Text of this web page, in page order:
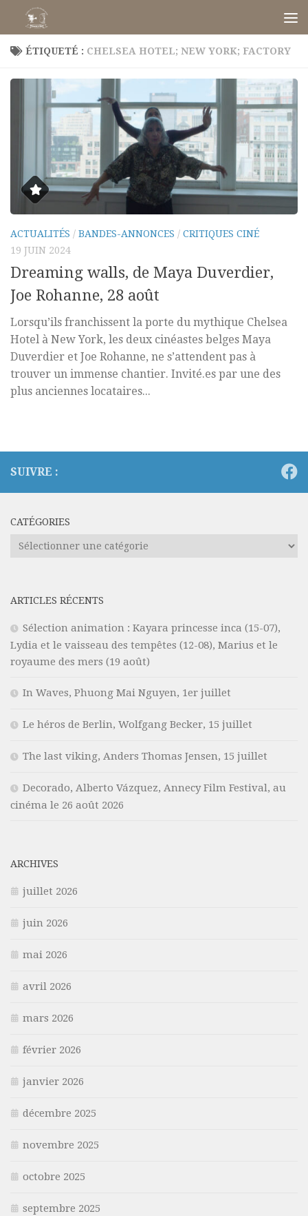
Skip to content
ÉTIQUETÉ : CHELSEA HOTEL; NEW YORK; FACTORY
ACTUALITÉS / BANDES-ANNONCES / CRITIQUES CINÉ
19 JUIN 2024
Dreaming walls, de Maya Duverdier,
Joe Rohanne, 28 août
Lorsqu’ils franchissent la porte du mythique Chelsea
Hotel à New York, les deux cinéastes belges Maya
Duverdier et Joe Rohanne, ne s’attendent pas à
trouver un immense chantier. Invité.es par une des
plus anciennes locataires...
SUIVRE :
CATÉGORIES
Catégories
ARTICLES RÉCENTS
Sélection animation : Kayara princesse inca (15-07),
Lydia et le vaisseau des tempêtes (12-08), Marius et le
royaume des mers (19 août)
In Waves, Phuong Mai Nguyen, 1er juillet
Le héros de Berlin, Wolfgang Becker, 15 juillet
The last viking, Anders Thomas Jensen, 15 juillet
Decorado, Alberto Vázquez, Annecy Film Festival, au
cinéma le 26 août 2026
ARCHIVES
juillet 2026
juin 2026
mai 2026
avril 2026
mars 2026
février 2026
janvier 2026
décembre 2025
novembre 2025
octobre 2025
septembre 2025